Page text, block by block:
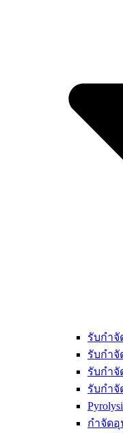
รับกำจั
รับกำ
รับกำจั
รับกำจั
กำจัด